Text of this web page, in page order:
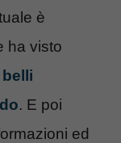
è
ha visto
. E poi
ed